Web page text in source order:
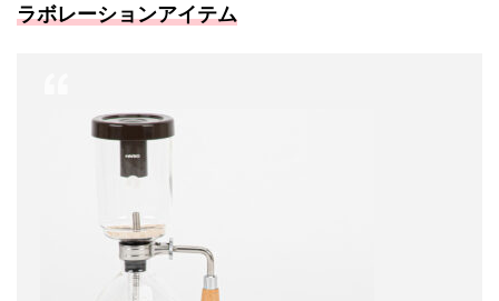
ラボレーションアイテム